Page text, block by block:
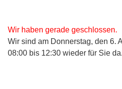
Wir haben gerade geschlossen.
Wir sind am Donnerstag, den 6.
08:00 bis 12:30 wieder für Sie da.